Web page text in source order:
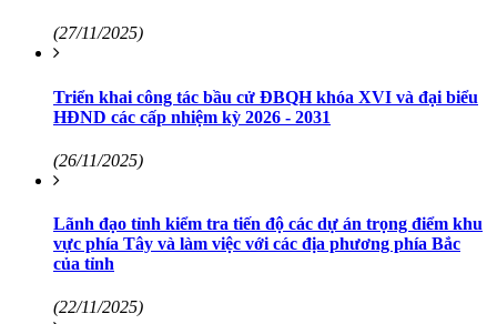
(27/11/2025)
Triển khai công tác bầu cử ĐBQH khóa XVI và đại biểu
HĐND các cấp nhiệm kỳ 2026 - 2031
(26/11/2025)
Lãnh đạo tỉnh kiểm tra tiến độ các dự án trọng điểm khu
vực phía Tây và làm việc với các địa phương phía Bắc
của tỉnh
(22/11/2025)